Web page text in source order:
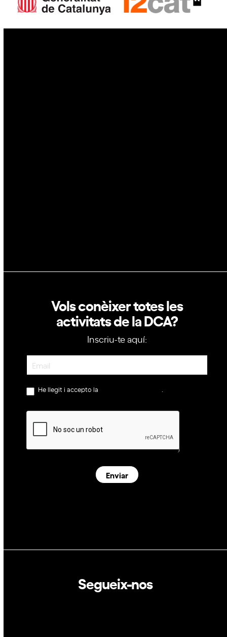
Vols conèixer totes les
activitats de la DCA?
Inscriu-te aquí:
Newsletter
He llegit i accepto la
Enviar
Segueix-nos